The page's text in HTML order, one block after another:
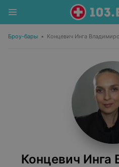
Броу-бары • Концевич Инга
Концевич Инга